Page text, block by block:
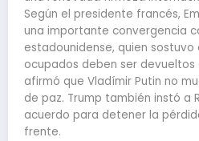
Según el presidente francés,
una importante convergencia
estadounidense, quien sostuvo
ocupados deben ser devueltos
afirmó que Vladímir Putin no
de paz. Trump también instó a
acuerdo para detener la
frente.